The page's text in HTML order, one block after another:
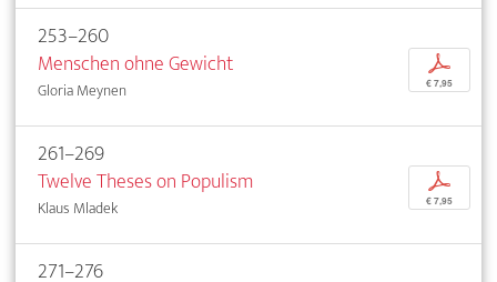
253–260
Menschen ohne Gewicht
Gloria Meynen
p
€ 7,95
261–269
Twelve Theses on Populism
Klaus Mladek
p
€ 7,95
271–276